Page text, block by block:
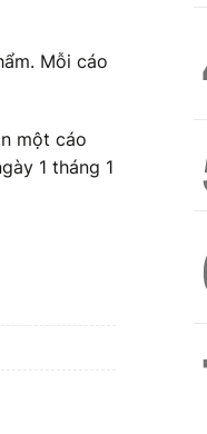
Mỗi cáo
một cáo
1 tháng 1